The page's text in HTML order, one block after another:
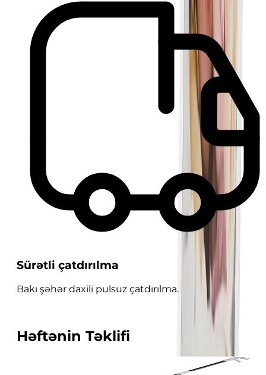
Sürətli çatdırılma
Bakı şəhər daxili pulsuz çatdırılma.
Həftənin Təklifi